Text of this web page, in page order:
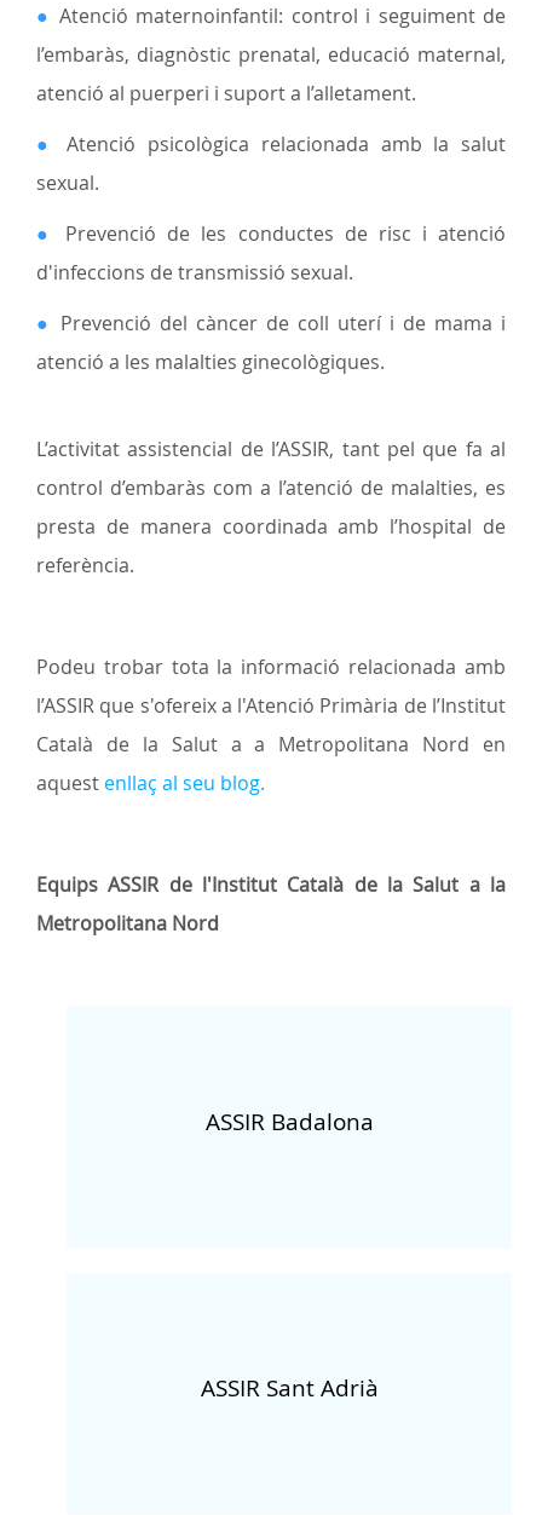
● Atenció maternoinfantil: control i seguiment de
l’embaràs, diagnòstic prenatal, educació maternal,
atenció al puerperi i suport a l’alletament.
●Atenció psicològica relacionada amb la salut
sexual.
● Prevenció de les conductes de risc i atenció
d'infeccions de transmissió sexual.
● Prevenció del càncer de coll uterí i de mama i
atenció a les malalties ginecològiques.
L’activitat assistencial de l’ASSIR, tant pel que fa al
control d’embaràs com a l’atenció de malalties, es
presta de manera coordinada amb l’hospital de
referència.
Podeu trobar tota la informació relacionada amb
l’ASSIR que s'ofereix a l'Atenció Primària de l’Institut
Català de la Salut a a Metropolitana Nord en
aquest enllaç al seu blog.
Equips ASSIR de l'Institut Català de la Salut a la
Metropolitana Nord
ASSIR Badalona
ASSIR Sant Adrià